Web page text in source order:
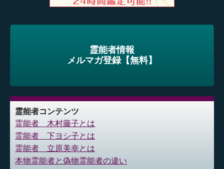
霊能者情報
メルマガ登録【無料】
霊能者コンテンツ
霊能者 木村藤子とは
霊能者 下ヨシ子とは
霊能者 立原美幸とは
本物霊能者と偽物霊能者の違い